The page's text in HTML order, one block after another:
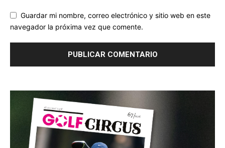
Guardar mi nombre, correo electrónico y sitio web en este
navegador la próxima vez que comente.